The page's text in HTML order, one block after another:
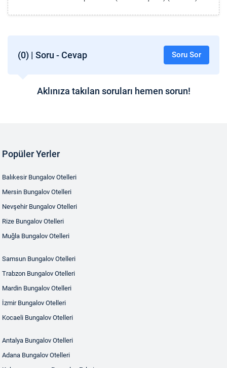
(0) | Soru - Cevap Soru Sor
Aklınıza takılan soruları hemen sorun!
Popüler Yerler
Balıkesir Bungalov Otelleri
Mersin Bungalov Otelleri
Nevşehir Bungalov Otelleri
Rize Bungalov Otelleri
Muğla Bungalov Otelleri
Samsun Bungalov Otelleri
Trabzon Bungalov Otelleri
Mardin Bungalov Otelleri
İzmir Bungalov Otelleri
Kocaeli Bungalov Otelleri
Antalya Bungalov Otelleri
Adana Bungalov Otelleri